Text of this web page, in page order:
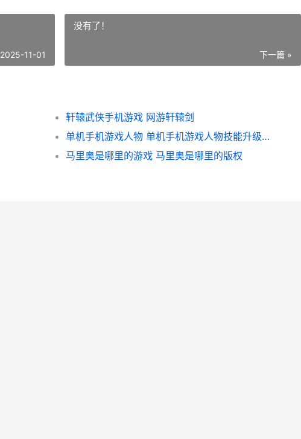
2025-11-01
没有了！
下一篇 »
轩辕武侠手机游戏 网游轩辕剑
单机手机游戏人物 单机手机游戏人物技能升级大招万佛朝宗
马里奥是哪里的游戏 马里奥是哪里的版权